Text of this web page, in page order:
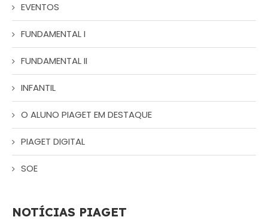
EVENTOS
FUNDAMENTAL I
FUNDAMENTAL II
INFANTIL
O ALUNO PIAGET EM DESTAQUE
PIAGET DIGITAL
SOE
NOTÍCIAS PIAGET